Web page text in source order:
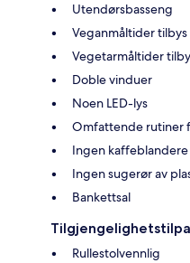
Utendørsbasseng
Veganmåltider tilbys
Vegetarmåltider
Doble vinduer
Noen LED-lys
Omfattende rutiner
Ingen kaffeblandere
Ingen sugerør av
Bankettsal
Rullestolvennlig